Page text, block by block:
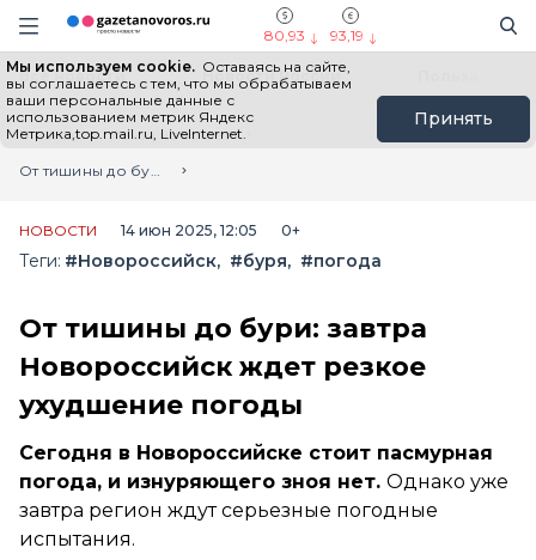
Информационный портал "ГазетаНоворос.ру"
Навигация сайта
80,93 93,19
Мы используем cookie. Оставаясь на сайте,
вы соглашаетесь с тем, что мы обрабатываем
ваши персональные данные с
использованием метрик Яндекс
Метрика,top.mail.ru, LiveInternet.
Принять
Все новости Новости России
Главная
Лента новостей
От тишины до бури: завтра Новороссийск ждет резкое ухудшение погоды
НОВОСТИ 14 июн 2025, 12:05 0+
Теги: #Новороссийск #буря #погода
От тишины до бури: завтра
Новороссийск ждет резкое
ухудшение погоды
Сегодня в Новороссийске стоит пасмурная
погода, и изнуряющего зноя нет. Однако уже
завтра регион ждут серьезные погодные
испытания.